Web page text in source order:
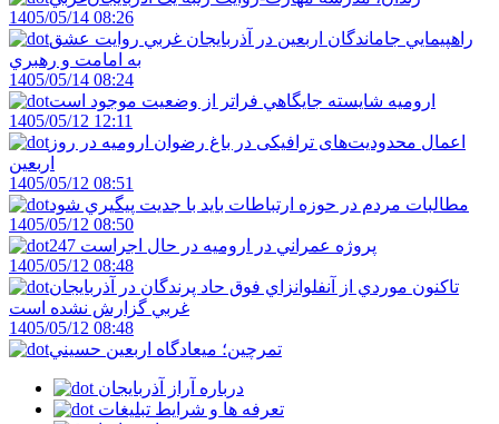
1405/05/14 08:26
راهپيمايي جاماندگان اربعين در آذربايجان غربي روايت عشق
به امامت و رهبري
1405/05/14 08:24
اروميه شايسته جايگاهي فراتر از وضعيت موجود است
1405/05/12 12:11
اعمال محدودیت‌های ترافیکی در باغ رضوان ارومیه در روز
اربعین
1405/05/12 08:51
مطالبات مردم در حوزه ارتباطات بايد با جديت پيگيري شود
1405/05/12 08:50
247 پروژه عمراني در اروميه در حال اجراست
1405/05/12 08:48
تاکنون موردي از آنفلوانزاي فوق حاد پرندگان در آذربايجان
غربي گزارش نشده است
1405/05/12 08:48
تمرچين؛ ميعادگاه اربعين حسيني
درباره آراز آذربایجان
تعرفه ها و شرایط تبلیغات